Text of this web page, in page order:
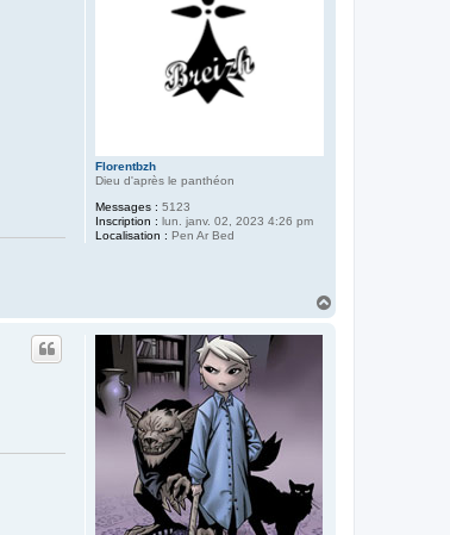
Florentbzh
Dieu d'après le panthéon
Messages : 5123
Inscription : lun. janv. 02, 2023 4:26 pm
Localisation : Pen Ar Bed